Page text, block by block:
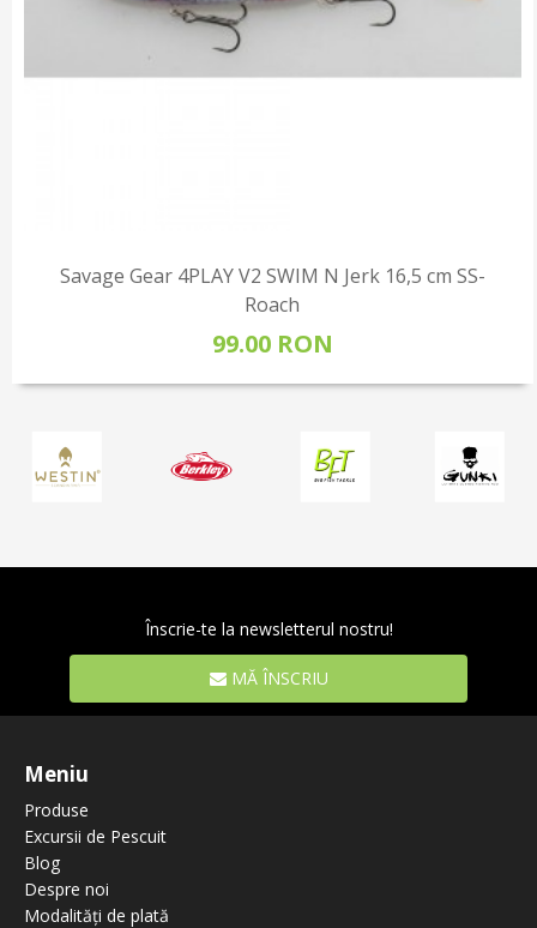
Savage Gear 4PLAY V2 SWIM N Jerk 16,5 cm SS-
Roach
99.00 RON
Înscrie-te la newsletterul nostru!
MĂ ÎNSCRIU
Meniu
Produse
Excursii de Pescuit
Blog
Despre noi
Modalități de plată